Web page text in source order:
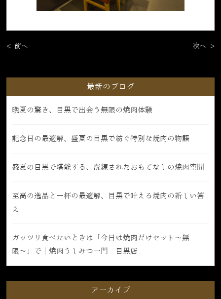
< 前へ 次へ >
最新のブログ
晩夏の驚き、目黒で出会う無限の焼肉体験
記念日の最適解、盛夏の目黒で紡ぐ特別な焼肉の物語
盛夏の目黒で堪能する、洗練されたおもてなしの焼肉空間
至高の逸品と一杯の最適解、目黒で叶える焼肉の新しい答
え
ガッツリ食べたいときは「今日は焼肉だけセット〜無
限〜」で｜焼肉うしみつ一門 目黒店
アーカイブ